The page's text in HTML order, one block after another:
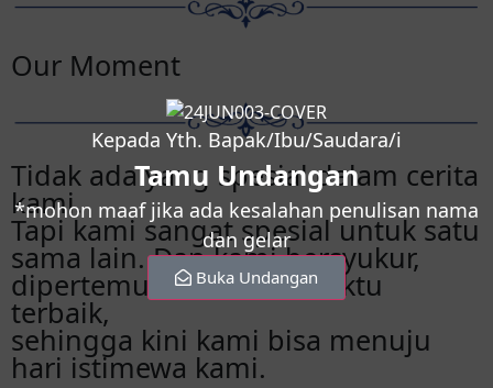
Our Moment
Tidak ada yang spesial dalam cerita
kami.
Tapi kami sangat spesial untuk satu
sama lain. Dan kami bersyukur,
dipertemukan Allah diwaktu
terbaik,
sehingga kini kami bisa menuju
hari istimewa kami.
Kepada Yth. Bapak/Ibu/Saudara/i
Tamu Undangan
*mohon maaf jika ada kesalahan penulisan nama
dan gelar
Buka Undangan